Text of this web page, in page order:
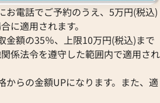
お電話でご予約のうえ、5万円(税込)
に適用されます。
金額の35％、上限10万円(税込)まで
係法令を遵守した範囲内で適用され
からの金額UPになります。また、適